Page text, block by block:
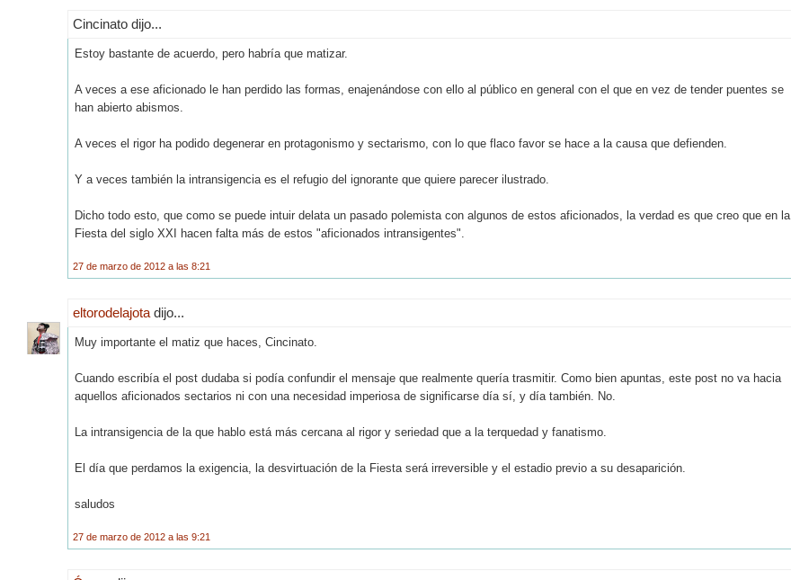
Cincinato dijo...
Estoy bastante de acuerdo, pero habría que matizar.
A veces a ese aficionado le han perdido las formas, enajenándose con ello al público en general con el que en vez de tender puentes se
han abierto abismos.
A veces el rigor ha podido degenerar en protagonismo y sectarismo, con lo que flaco favor se hace a la causa que defienden.
Y a veces también la intransigencia es el refugio del ignorante que quiere parecer ilustrado.
Dicho todo esto, que como se puede intuir delata un pasado polemista con algunos de estos aficionados, la verdad es que creo que en la
Fiesta del siglo XXI hacen falta más de estos "aficionados intransigentes".
27 de marzo de 2012 a las 8:21
eltorodelajota dijo...
Muy importante el matiz que haces, Cincinato.
Cuando escribía el post dudaba si podía confundir el mensaje que realmente quería trasmitir. Como bien apuntas, este post no va hacia
aquellos aficionados sectarios ni con una necesidad imperiosa de significarse día sí, y día también. No.
La intransigencia de la que hablo está más cercana al rigor y seriedad que a la terquedad y fanatismo.
El día que perdamos la exigencia, la desvirtuación de la Fiesta será irreversible y el estadio previo a su desaparición.
saludos
27 de marzo de 2012 a las 9:21